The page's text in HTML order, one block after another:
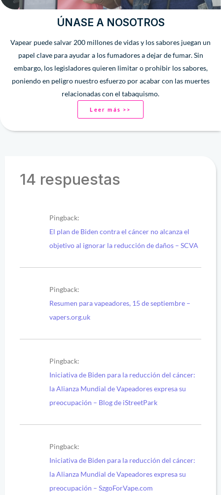
ÚNASE A NOSOTROS
Vapear puede salvar 200 millones de vidas y los sabores juegan un
papel clave para ayudar a los fumadores a dejar de fumar. Sin
embargo, los legisladores quieren limitar o prohibir los sabores,
poniendo en peligro nuestro esfuerzo por acabar con las muertes
relacionadas con el tabaquismo.
Leer más >>
14 respuestas
Pingback:
El plan de Biden contra el cáncer no alcanza el
objetivo al ignorar la reducción de daños – SCVA
Pingback:
Resumen para vapeadores, 15 de septiembre –
vapers.org.uk
Pingback:
Iniciativa de Biden para la reducción del cáncer:
la Alianza Mundial de Vapeadores expresa su
preocupación – Blog de iStreetPark
Pingback:
Iniciativa de Biden para la reducción del cáncer:
la Alianza Mundial de Vapeadores expresa su
preocupación – SzgoForVape.com